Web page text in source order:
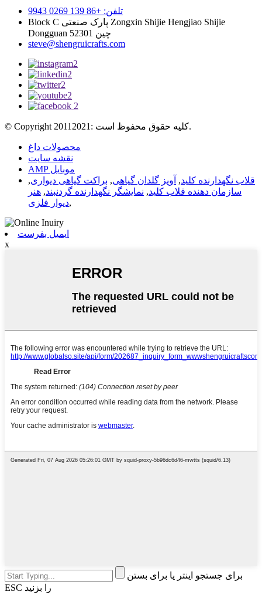
تلفن: +86 139 0269 9943
Block C پارک صنعتی Zongxin Shijie Hengjiao Shijie
Dongguan 52301 چین
steve@shengruicrafts.com
© Copyright 20112021: کلیه حقوق محفوظ است.
محصولات داغ
نقشه سایت
AMP موبایل
قلاب نگهدارنده کلید, آویز گلدان گیاهی, براکت گیاهی دیواری,
سازمان دهنده قلاب کلید, نمایشگر نگهدارنده گردنبند, هنر
دیوار فلزی,
ایمیل بفرست
x
برای جستجو اینتر یا برای بستن
ESC را بزنید